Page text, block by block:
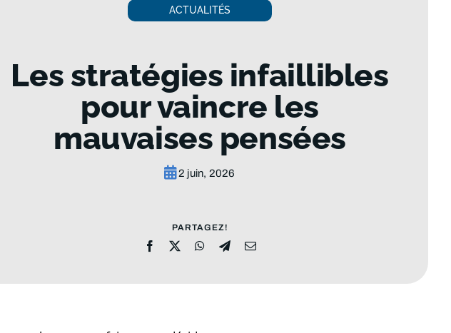
ACTUALITÉS
Les stratégies infaillibles
pour vaincre les
mauvaises pensées
2 juin, 2026
PARTAGEZ!